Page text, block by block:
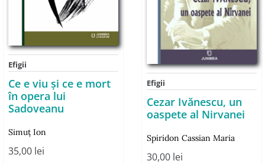
Efigii
Ce e viu și ce e mort
în opera lui
Sadoveanu
Simuț Ion
35,00 lei
Efigii
Cezar Ivănescu, un
oaspete al Nirvanei
Spiridon Cassian Maria
30,00 lei